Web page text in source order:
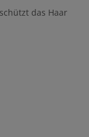
das Haar